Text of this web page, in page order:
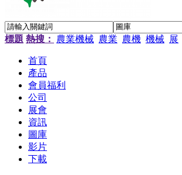
標題 熱搜： 農業機械 農業 農機 機械 展
首頁
產品
會員福利
公司
展會
資訊
圖庫
影片
下載